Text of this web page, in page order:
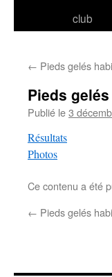
club
← Pieds gelés
Pieds
Publié le3
Résultats
Photos
Ce contenu a été
← Pieds gelés